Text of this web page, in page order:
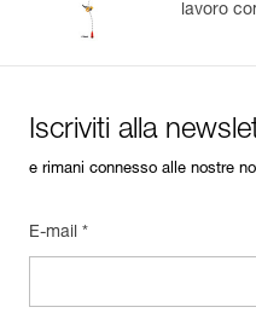
lavoro
Iscriviti alla
e rimani connesso alle nostre
E-mail *